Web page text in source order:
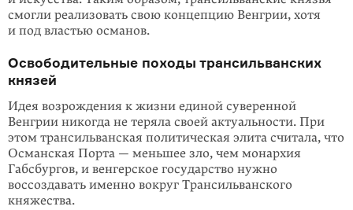
смогли реализовать свою концепцию Венгрии, хотя
и под вла­стью османов.
Освободительные походы трансильванских
князей
Идея возрождения к жизни единой суверенной
Венгрии никогда не теряла своей актуальности. При
этом трансильванская политическая элита считала, что
Османская Порта — меньшее зло, чем монархия
Габсбургов, и венгерское государство нужно
воссоздавать именно вокруг Трансильванского
княжества.